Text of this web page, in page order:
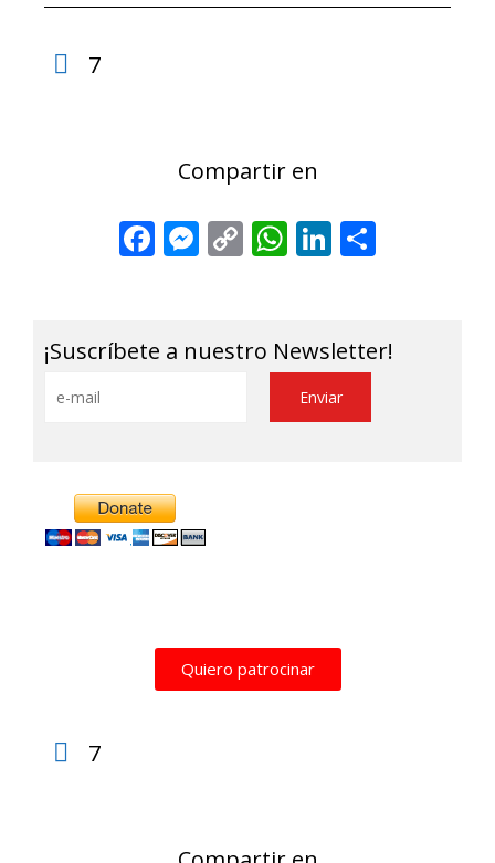
7
Compartir en
Facebook
Messenger
CopyWhatsApp
LinkedIn
¡Suscríbete a nuestro Newsletter!
Quiero patrocinar
7